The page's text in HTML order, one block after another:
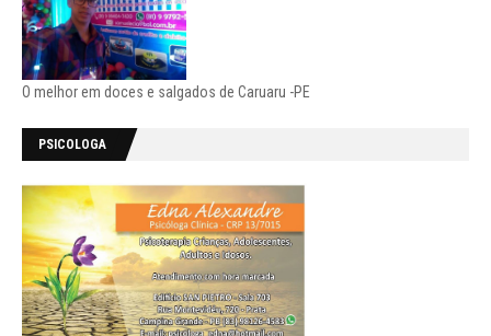
O melhor em doces e salgados de Caruaru -PE
PSICOLOGA